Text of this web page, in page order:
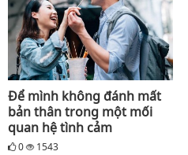
Để mình không đánh mất
bản thân trong một mối
quan hệ tình cảm
0 1543